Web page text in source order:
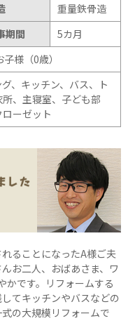
重量鉄骨造
期間
5カ月
様（0歳）
、キッチン、バス、ト
、主寝室、子ども部
ーゼット
ることになったA様ご夫
お二人、おばあさま、ワ
かです。リフォームする
てキッチンやバスなどの
の大規模リフォームで